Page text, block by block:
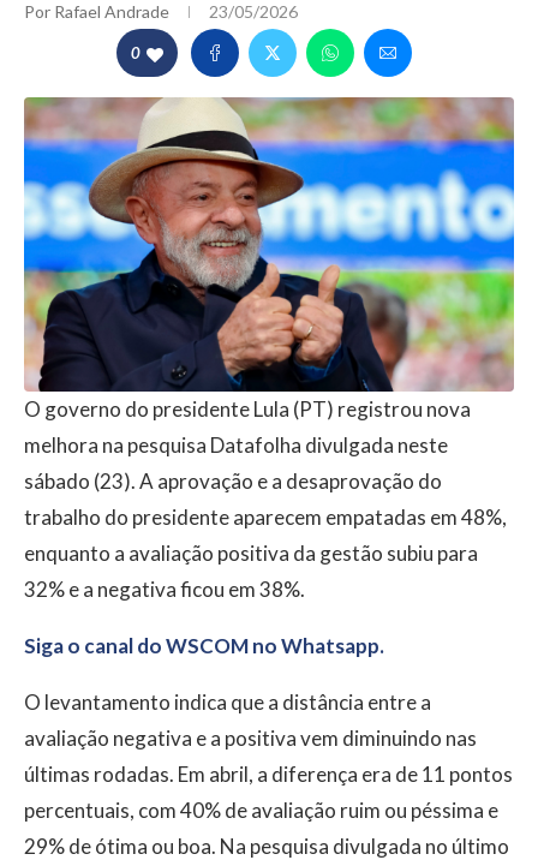
Por Rafael Andrade 23/05/2026
0
O governo do presidente Lula (PT) registrou nova
melhora na pesquisa Datafolha divulgada neste
sábado (23). A aprovação e a desaprovação do
trabalho do presidente aparecem empatadas em 48%,
enquanto a avaliação positiva da gestão subiu para
32% e a negativa ficou em 38%.
Siga o canal do WSCOM no Whatsapp.
O levantamento indica que a distância entre a
avaliação negativa e a positiva vem diminuindo nas
últimas rodadas. Em abril, a diferença era de 11 pontos
percentuais, com 40% de avaliação ruim ou péssima e
29% de ótima ou boa. Na pesquisa divulgada no último